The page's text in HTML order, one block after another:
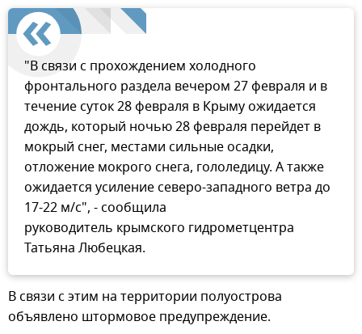
"В связи с прохождением холодного
фронтального раздела вечером 27 февраля и в
течение суток 28 февраля в Крыму ожидается
дождь, который ночью 28 февраля перейдет в
мокрый снег, местами сильные осадки,
отложение мокрого снега, гололедицу. А также
ожидается усиление северо-западного ветра до
17-22 м/с", - сообщила
руководитель крымского гидрометцентра
Татьяна Любецкая.
В связи с этим на территории полуострова
объявлено штормовое предупреждение.